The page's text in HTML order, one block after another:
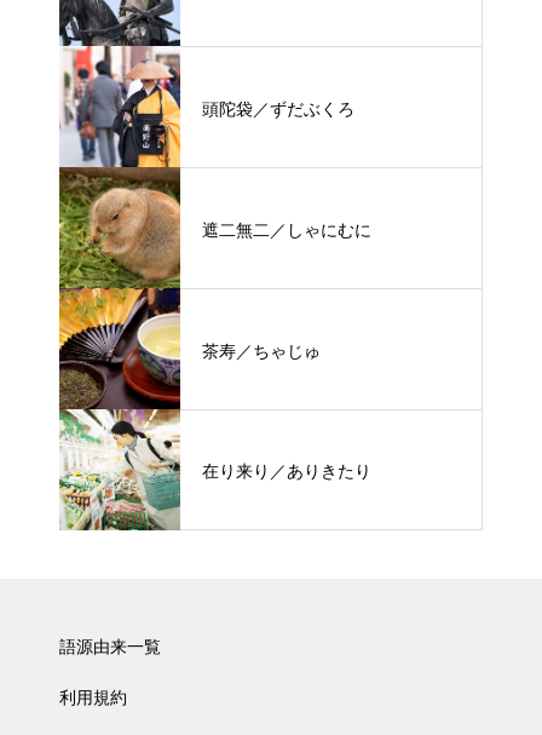
頭陀袋／ずだぶくろ
遮二無二／しゃにむに
茶寿／ちゃじゅ
在り来り／ありきたり
語源由来一覧
利用規約